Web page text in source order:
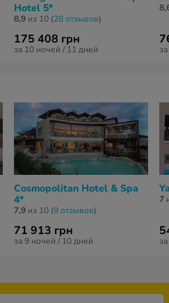
Hotel 5*
8,9из 10 (28 отзывов)
175 408 грн
за 10 ночей / 11 дней
Cosmopolitan Hotel & Spa
4*
7,9из 10 (9 отзывов)
71 913 грн
за 9 ночей / 10 дней
7